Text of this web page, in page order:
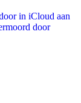
in iCloud aan
door